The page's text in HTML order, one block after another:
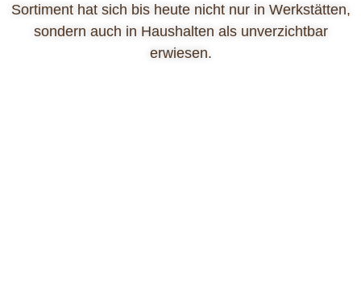
Sortiment hat sich bis heute nicht nur in Werkstätten,
sondern auch in Haushalten als unverzichtbar
erwiesen.